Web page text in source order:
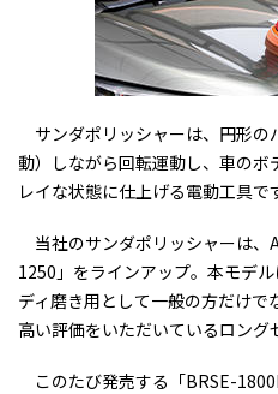
サンダポリッシャーは、円形の
動）しながら回転運動し、車の
レイな状態に仕上げる電動工具で
当社のサンダポリッシャーは、
1250」をラインアップ。本モデ
ディ磨き用として一般の方だけで
高い評価をいただいているロング
このたび発売する「BRSE-